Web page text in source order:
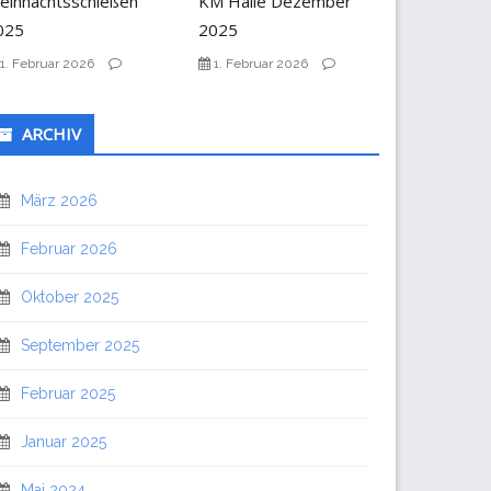
1. Februar 2026
2025
1. Februar 2026
ARCHIV
März 2026
Februar 2026
Oktober 2025
September 2025
Februar 2025
Januar 2025